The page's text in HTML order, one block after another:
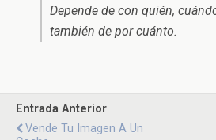
Depende de con quién,
también de por cuánto.
Entrada Anterior
Vende Tu Imagen A Un